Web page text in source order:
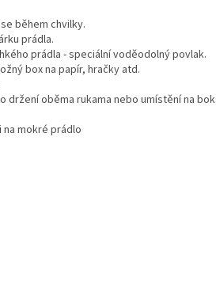
během chvilky.
prádla.
prádla - speciální voděodolný povlak.
box na papír, hračky atd.
držení oběma rukama nebo umístění na
mokré prádlo